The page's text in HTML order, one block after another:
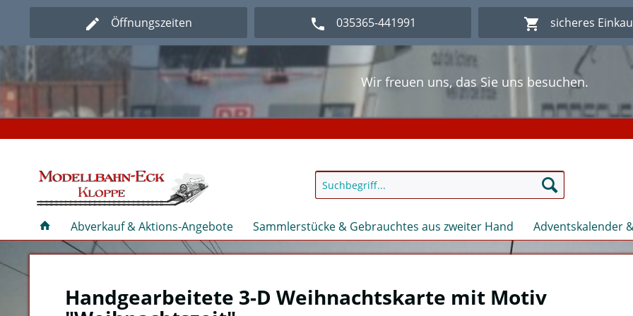
Öffnungszeiten 035365-441991 sicheres
Wir freuen uns, das Sie uns besuchen.
Herzlich Willkommen im Onlineshop Modellbahn - Eck
Wir freuen uns, das Sie uns besuchen.
Herzlich Willkommen im Onlineshop Modellbahn - Eck
Abverkauf & Aktions-Angebote Sammlerstücke & Gebrauchtes aus zweiter Hand Adventskalender
Handgearbeitete 3-D Weihnachtskarte mit Motiv